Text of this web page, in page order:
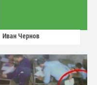
Иван Чернов